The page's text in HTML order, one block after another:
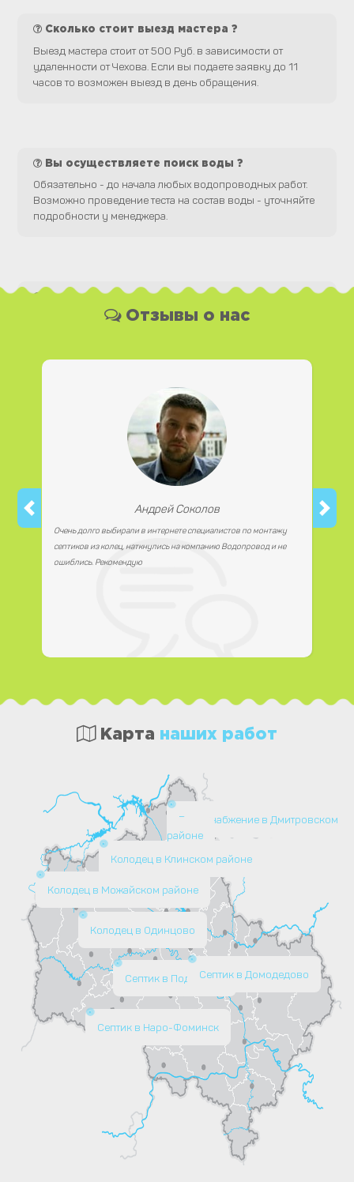
Сколько стоит выезд мастера ?
Выезд мастера стоит от 500 Руб. в зависимости от
удаленности от Чехова. Если вы подаете заявку до 11
часов то возможен выезд в день обращения.
Вы осуществляете поиск воды ?
Обязательно - до начала любых водопроводных работ.
Возможно проведение теста на состав воды - уточняйте
подробности у менеджера.
Какая у Вас форма оплаты ?
Вы можете оплатить наши услуги и необходимые
работаем с юридическими лицами.
Отзывы о нас
Андрей Соколов
Очень долго выбирали в интернете специалистов по монтажу
септиков из колец, наткнулись на компанию Водопровод и не
ошиблись. Рекомендую
Карта наших работ
Колодец в Одинцово
Септик в Подольске
Септик в Наро-Фоминск
Колодец в Клинском районе
Колодец в Можайском районе
Водоснабжение в Дмитровском
районе
Септик в Домодедово